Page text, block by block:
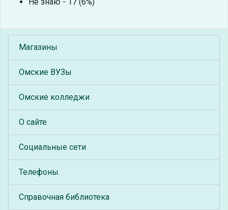
Не знаю - 17 (6%)
Магазины
Омские ВУЗы
Омские колледжи
О сайте
Социальные сети
Телефоны
Справочная библиотека